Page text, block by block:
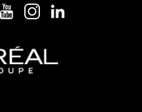
YOUTUBEINSTAGRAM